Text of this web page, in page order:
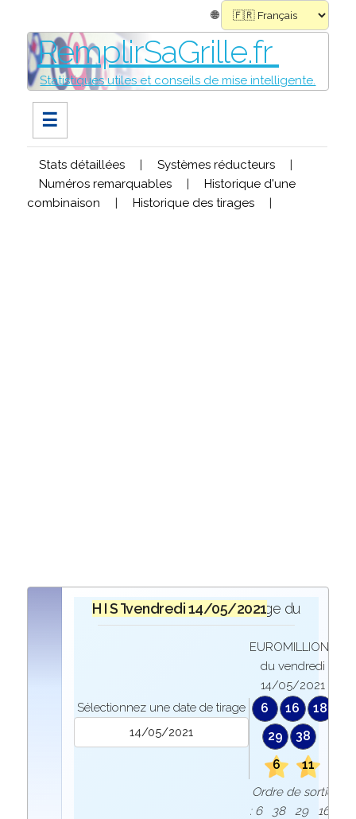
🌐
RemplirSaGrille.fr
Statistiques utiles et conseils de mise intelligente.
☰
Stats détaillées | Systèmes réducteurs
|
Numéros remarquables
|
Historique d'une
combinaison
| Historique des tirages |
H I S T O R I Q U Elors du tirage du
vendredi 14/05/2021
Sélectionnez une date de tirage
EUROMILLIONS
du vendredi
14/05/2021
6 16
18
29
38
6
11
Ordre de sortie
: 6 38 29 16